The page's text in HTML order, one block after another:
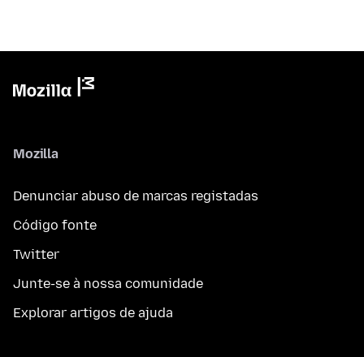
Mozilla
Denunciar abuso de marcas registadas
Código fonte
Twitter
Junte-se à nossa comunidade
Explorar artigos de ajuda